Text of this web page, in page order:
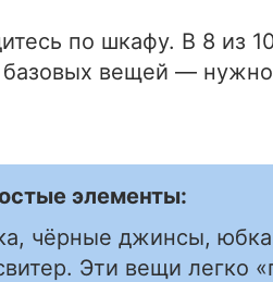
по шкафу. В 8 из
вещей —
элементы:
чёрные джинсы,
Эти вещи легко